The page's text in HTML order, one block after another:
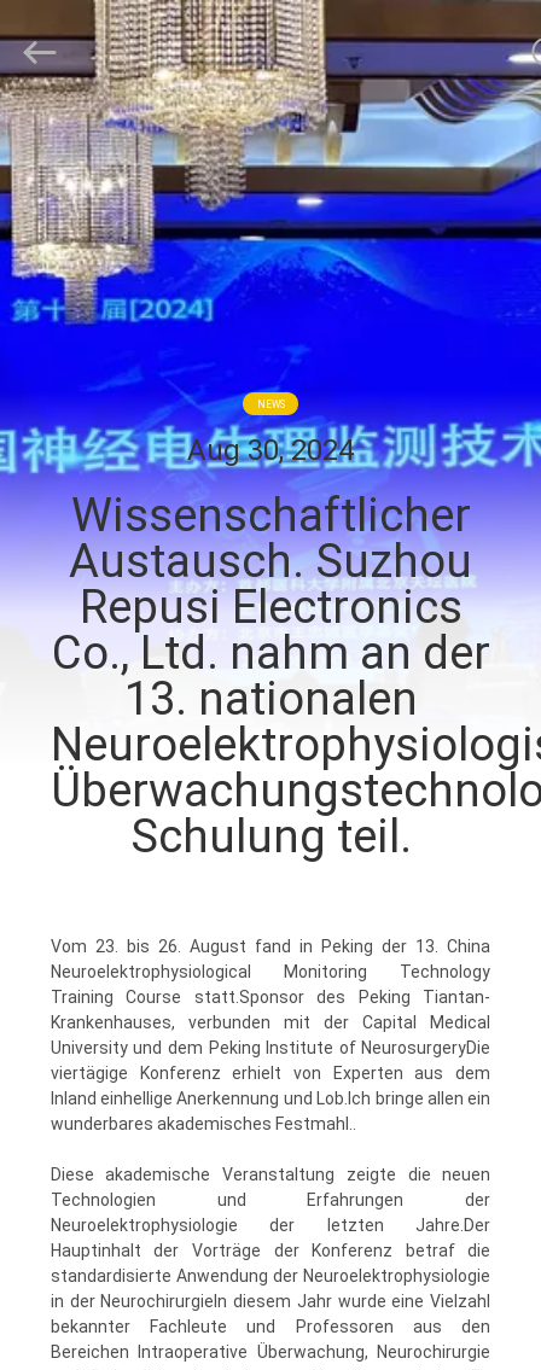
HAUS
PRODUKTE
ÜBER
UNS
FABRIK-
AUSFLUG
QUALITÄTSKONTROLLE
TRETEN
MIT
UNS
VERBINDUNG
FORDERN
SIE EIN
ZITAT
SITEMAP
PRIVACY
POLICY
Electronics
Co.,Ltd..
All
Rights
Reserved.
NEWS
Aug 30, 2024
Wissenschaftlicher
Austausch. Suzhou
Repusi Electronics
Co., Ltd. nahm an der
13. nationalen
Schulung teil.
Vom 23. bis 26. August fand in Peking der 13. China
Neuroelektrophysiological Monitoring Technology
Training Course statt.Sponsor des Peking Tiantan-
Krankenhauses, verbunden mit der Capital Medical
University und dem Peking Institute of NeurosurgeryDie
viertägige Konferenz erhielt von Experten aus dem
Inland einhellige Anerkennung und Lob.Ich bringe allen ein
wunderbares akademisches Festmahl..
Diese akademische Veranstaltung zeigte die neuen
Technologien und Erfahrungen der
Neuroelektrophysiologie der letzten Jahre.Der
Hauptinhalt der Vorträge der Konferenz betraf die
standardisierte Anwendung der Neuroelektrophysiologie
in der NeurochirurgieIn diesem Jahr wurde eine Vielzahl
bekannter Fachleute und Professoren aus den
Bereichen Intraoperative Überwachung, Neurochirurgie